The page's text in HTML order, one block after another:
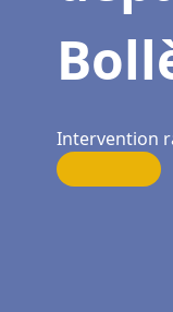
Intervention